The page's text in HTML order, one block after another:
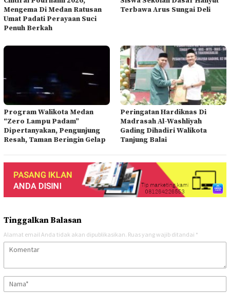
Mengema Di Medan Ratusan
Umat Padati Perayaan Suci
Penuh Berkah
Terbawa Arus Sungai Deli
Program Walikota Medan
“Zero Lampu Padam”
Dipertanyakan, Pengunjung
Resah, Taman Beringin Gelap
Peringatan Hardiknas Di
Madrasah Al-Washliyah
Gading Dihadiri Walikota
Tanjung Balai
Tinggalkan Balasan
Alamat email Anda tidak akan dipublikasikan. Ruas yang wajib ditandai *